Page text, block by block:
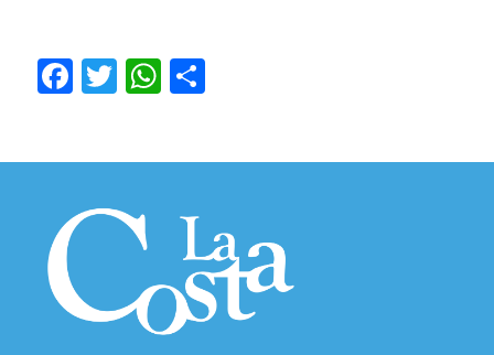
Facebook
TwitterWhatsApp